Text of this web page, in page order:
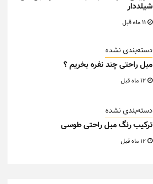
شیلددار
دسته‌بندی نشده
مبل راحتی چند نفره بخریم ؟
دسته‌بندی نشده
ترکیب رنگ مبل راحتی طوسی